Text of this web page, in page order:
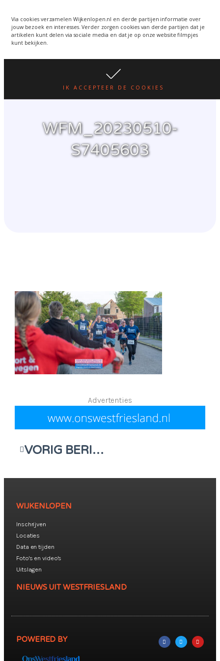
Via cookies verzamelen Wijkenlopen.nl en derde partijen informatie over
jouw bezoek en interesses. Verder zorgen cookies van derde partijen dat je
artikelen kunt delen via sociale media en dat je op onze website filmpjes
kunt bekijken.
IK ACCEPTEER DE COOKIES
wordt een week verplaatst
i.v.m. warmte. lees hier
WIJKENLOPEN.NL
WFM_20230510-
S7405603
Advertenties
VORIG BERICHT
WIJKENLOPEN
Inschrijven
Locaties
Data en tijden
Foto's en video's
Uitslagen
NIEUWS UIT WESTFRIESLAND
POWERED BY